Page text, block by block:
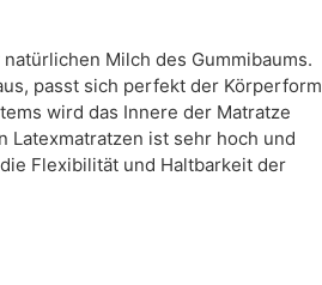
Milch des Gummibaums.
passt sich perfekt der Körperform
wird das Innere der Matratze
Latexmatratzen ist sehr hoch und
Flexibilität und Haltbarkeit der